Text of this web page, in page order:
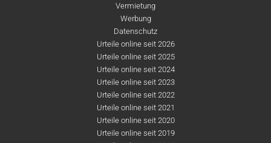
Vermietung
Werbung
Datenschutz
Urteile online seit 2026
Urteile online seit 2025
Urteile online seit 2024
Urteile online seit 2023
Urteile online seit 2022
Urteile online seit 2021
Urteile online seit 2020
Urteile online seit 2019